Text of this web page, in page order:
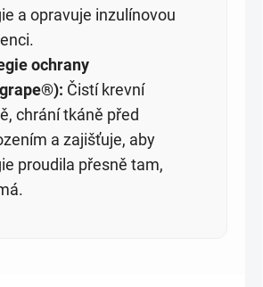
a opravuje inzulínovou
ochrany
Čistí krevní
chrání tkáně před
a zajišťuje, aby
proudila přesně tam,